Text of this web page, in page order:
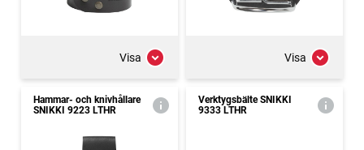
Visa Visa
Hammar- och knivhållare
SNIKKI 9223 LTHR
Verktygsbälte SNIKKI
9333 LTHR